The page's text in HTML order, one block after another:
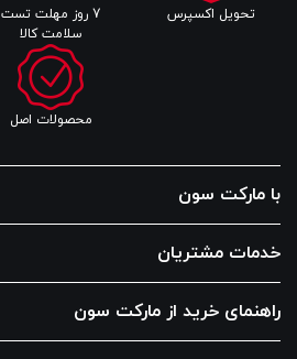
تحویل اکسپرس
7 روز مهلت تست
سلامت کالا
محصولات اصل
با مارکت سون
خدمات مشتریان
راهنمای خرید از مارکت سون